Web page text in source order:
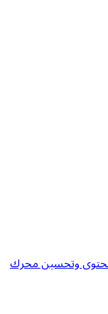
وتحسين محرك